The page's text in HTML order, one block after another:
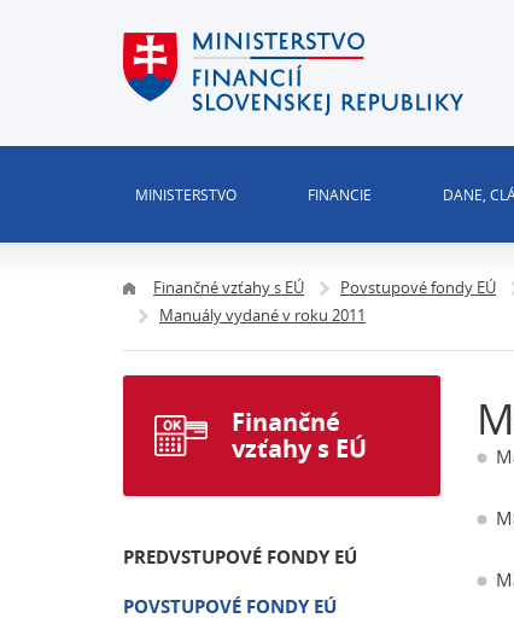
MINISTERSTVO FINANCIE DANE,
Finančné vzťahy s EÚ Povstupové fondy EÚ
Manuály vydané v roku 2011
Finančné
vzťahy s EÚ
PREDVSTUPOVÉ FONDY EÚ
POVSTUPOVÉ FONDY EÚ